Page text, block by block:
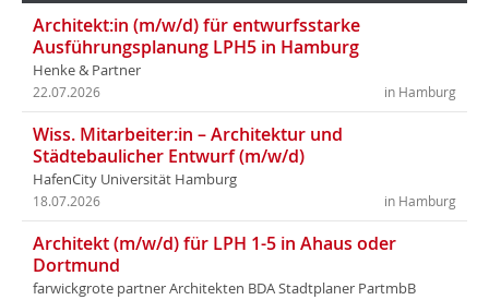
Architekt:in (m/w/d) für entwurfsstarke
Ausführungsplanung LPH5 in Hamburg
Henke & Partner
in Hamburg
22.07.2026
Wiss. Mitarbeiter:in – Architektur und
Städtebaulicher Entwurf (m/w/d)
HafenCity Universität Hamburg
in Hamburg
18.07.2026
Architekt (m/w/d) für LPH 1-5 in Ahaus oder
Dortmund
farwickgrote partner Architekten BDA Stadtplaner PartmbB